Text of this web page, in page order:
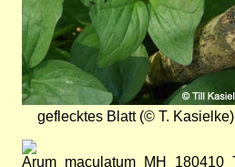
geflecktes Blatt (© T. Kasielke)
Bild